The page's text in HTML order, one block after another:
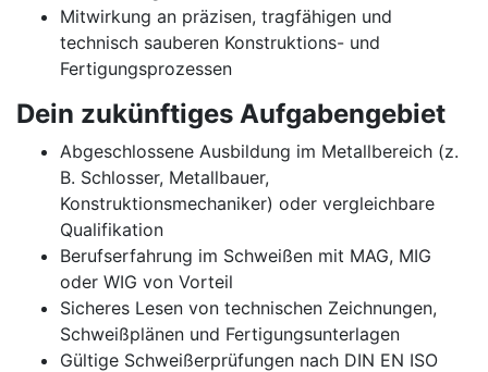
Mitwirkung an präzisen, tragfähigen und
technisch sauberen Konstruktions- und
Fertigungsprozessen
Dein zukünftiges Aufgabengebiet
Abgeschlossene Ausbildung im Metallbereich (z.
B. Schlosser, Metallbauer,
Konstruktionsmechaniker) oder vergleichbare
Qualifikation
Berufserfahrung im Schweißen mit MAG, MIG
oder WIG von Vorteil
Sicheres Lesen von technischen Zeichnungen,
Schweißplänen und Fertigungsunterlagen
Gültige Schweißerprüfungen nach DIN EN ISO